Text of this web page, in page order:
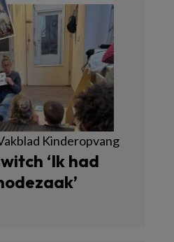
Kinderopvang
‘Ik had